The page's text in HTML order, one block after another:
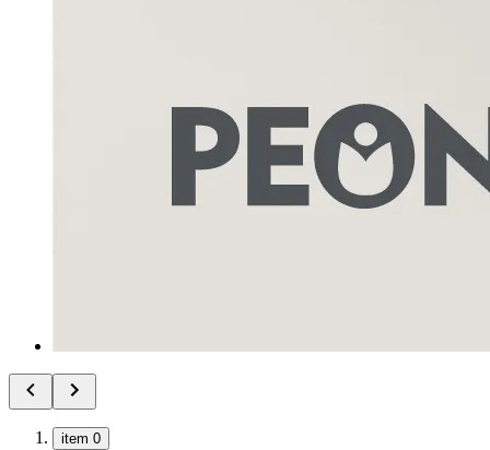
item 0